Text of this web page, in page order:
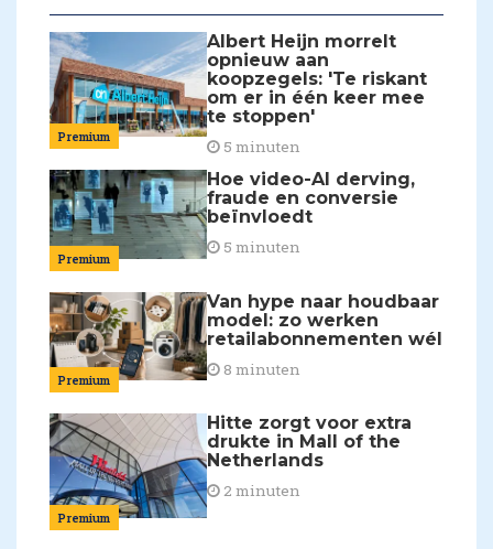
Premium
Albert Heijn morrelt
opnieuw aan
koopzegels: 'Te riskant
om er in één keer mee
te stoppen'
5 minuten
Premium
Hoe video-AI derving,
fraude en conversie
beïnvloedt
5 minuten
Premium
Van hype naar houdbaar
model: zo werken
retailabonnementen wél
8 minuten
Premium
Hitte zorgt voor extra
drukte in Mall of the
Netherlands
2 minuten